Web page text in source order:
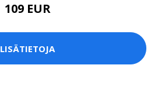
109 EUR
LISÄTIETOJA